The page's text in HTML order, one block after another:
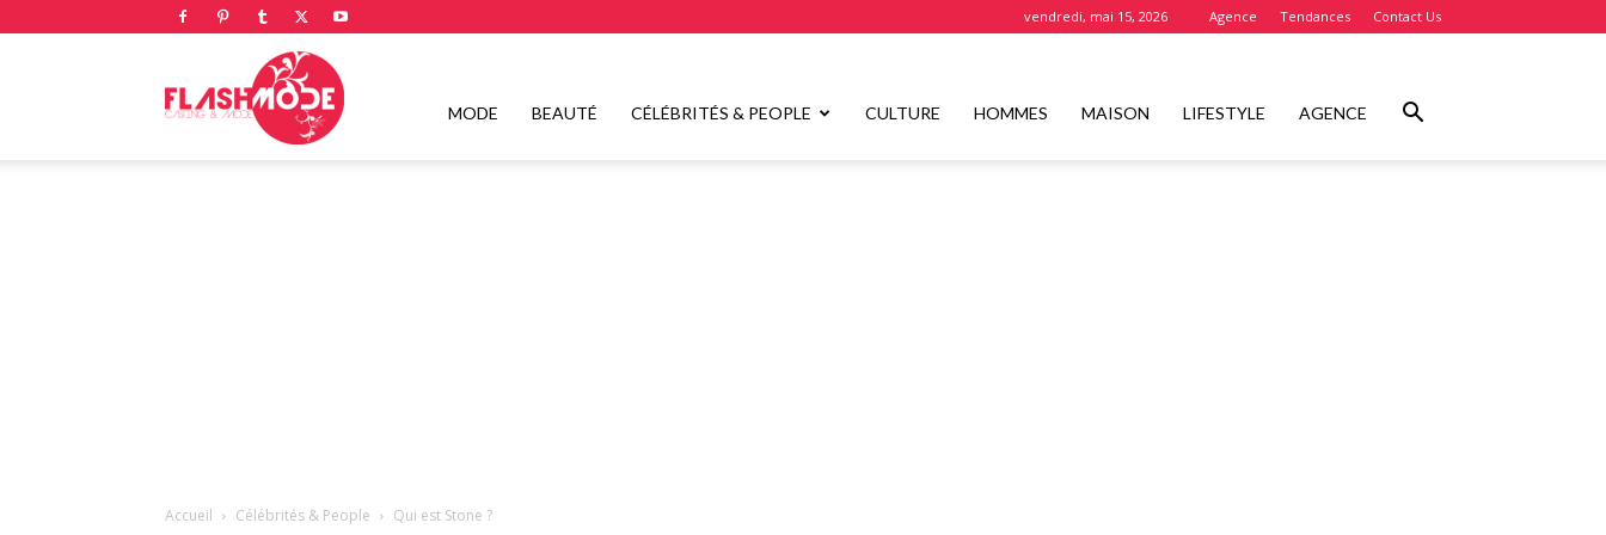
vendredi, mai 15, 2026 Agence Tendances Contact Us
Flashmode
MODE BEAUTÉ CÉLÉBRITÉS & PEOPLE CULTURE HOMMES MAISON LIFESTYLE AGENCE
Accueil Célébrités & People Qui est Stone ?